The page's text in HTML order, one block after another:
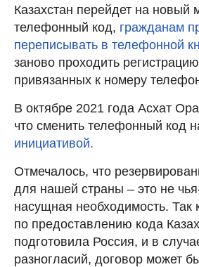
Казахстан перейдет на
телефонный код, гражданам
переписывать в телефонной
заново проходить
привязанных к номеру
В октябре 2021 года Асхат
что сменить телефонный код
инициативой.
Отмечалось, что
для нашей страны – это не
насущная необходимость. Так
по предоставлению кода
подготовила Россия, и в
разногласий, договор может